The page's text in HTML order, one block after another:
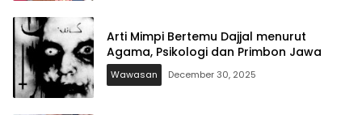
Arti Mimpi Bertemu Dajjal menurut
Agama, Psikologi dan Primbon Jawa
Wawasan December 30, 2025